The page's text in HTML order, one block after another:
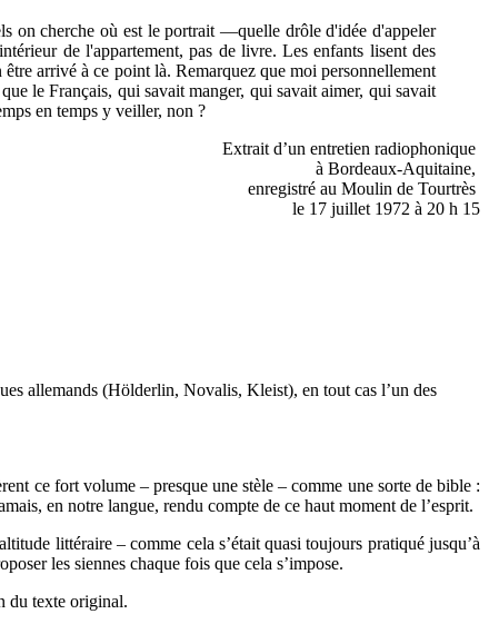
on cherche où est le portrait —quelle drôle d'idée d'appeler
de l'appartement, pas de livre. Les enfants lisent des
arrivé à ce point là. Remarquez que moi personnellement
le Français, qui savait manger, qui savait aimer, qui savait
en temps y veiller, non ?
Extrait d’un entretien radiophonique
à Bordeaux-Aquitaine,
enregistré au Moulin de Tourtrès
le 17 juillet 1972 à 20 h 15
allemands (Hölderlin, Novalis, Kleist), en tout cas l’un des
ce fort volume – presque une stèle – comme une sorte de bible :
en notre langue, rendu compte de ce haut moment de l’esprit.
littéraire – comme cela s’était quasi toujours pratiqué jusqu’à
les siennes chaque fois que cela s’impose.
du texte original.